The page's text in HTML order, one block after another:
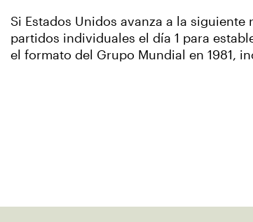
Si Estados Unidos avanza a la
partidos individuales el día 1 para
el formato del Grupo Mundial en 1981,